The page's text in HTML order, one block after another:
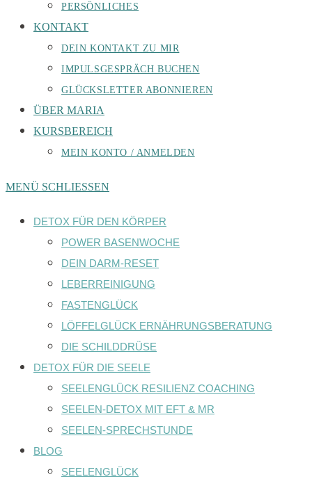
PERSÖNLICHES
KONTAKT
DEIN KONTAKT ZU MIR
IMPULSGESPRÄCH BUCHEN
GLÜCKSLETTER ABONNIEREN
ÜBER MARIA
KURSBEREICH
MEIN KONTO / ANMELDEN
MENÜ SCHLIESSEN
DETOX FÜR DEN KÖRPER
POWER BASENWOCHE
DEIN DARM-RESET
LEBERREINIGUNG
FASTENGLÜCK
LÖFFELGLÜCK ERNÄHRUNGSBERATUNG
DIE SCHILDDRÜSE
DETOX FÜR DIE SEELE
SEELENGLÜCK RESILIENZ COACHING
SEELEN-DETOX MIT EFT & MR
SEELEN-SPRECHSTUNDE
BLOG
SEELENGLÜCK